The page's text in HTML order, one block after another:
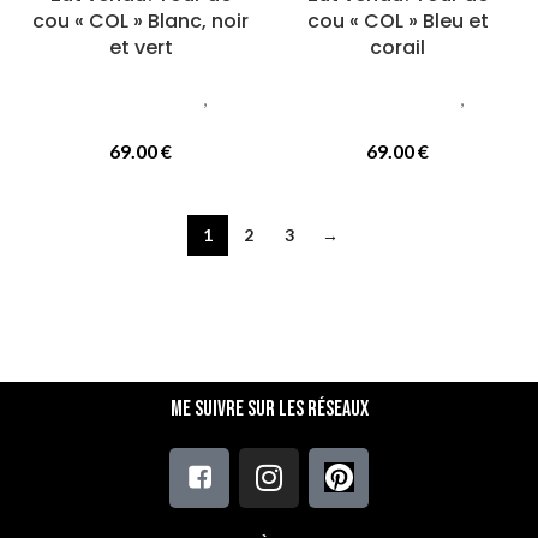
cou « COL » Blanc, noir
et vert
,
69.00€
cou « COL » Bleu et
corail
,
69.00€
1 2 3 →
Me suivre sur les réseaux